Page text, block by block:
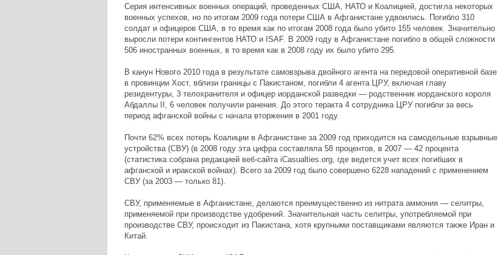
Серия интенсивных военных операций, проведенных США, НАТО и Коалицией, достигла некоторых
военных успехов, но по итогам 2009 года потери США в Афганистане удвоились. Погибло 310
солдат и офицеров США, в то время как по итогам 2008 года было убито 155 человек. Значительно
выросли потери контингентов НАТО и ISAF. В 2009 году в Афганистане погибло в общей сложности
506 иностранных военных, в то время как в 2008 году их было убито 295.
В канун Нового 2010 года в результате самовзрыва двойного агента на передовой оперативной базе
в провинции Хост, вблизи границы с Пакистаном, погибли 4 агента ЦРУ, включая главу
резидентуры, 3 телохранителя и офицер иорданской разведки — родственник иорданского короля
Абдаллы II, 6 человек получили ранения. До этого теракта 4 сотрудника ЦРУ погибли за весь
период афганской войны с начала вторжения в 2001 году.
Почти 62% всех потерь Коалиции в Афганистане за 2009 год приходится на самодельные взрывные
устройства (СВУ) (в 2008 году эта цифра составляла 58 процентов, в 2007 — 42 процента
(статистика собрана редакцией веб-сайта iCasualties.org, где ведется учет всех погибших в
афганской и иракской войнах). Всего за 2009 год было совершено 6228 нападений с применением
СВУ (за 2003 — только 81).
СВУ, применяемые в Афганистане, делаются преимущественно из нитрата аммония — селитры,
применяемой при производстве удобрений. Значительная часть селитры, употребляемой при
производстве СВУ, происходит из Пакистана, хотя крупными поставщиками являются также Иран и
Китай.